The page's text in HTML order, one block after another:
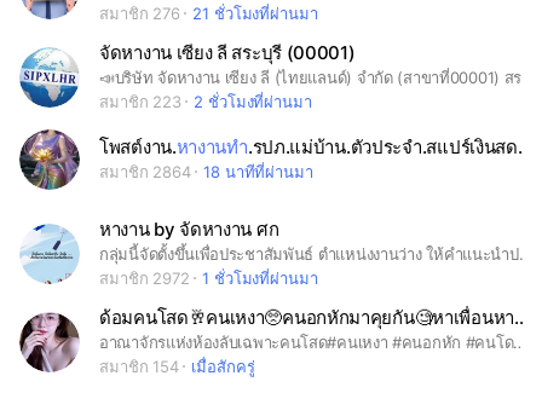
สมาชิก 276
21 ชั่วโมงที่ผ่านมา
จัดหางาน เซียง ลี สระบุรี (00001)
สมาชิก 223
2 ชั่วโมงที่ผ่านมา
โพสต์งาน.หางานทำ.รปภ.แม่บ้าน.ตัวประจำ.สแปร์เงินสด.ทั่วประเทศ
สมาชิก 2864 18 นาทีที่ผ่านมา
หางาน by จัดหางาน ศก
กลุ่มนี้จัดตั้งขึ้นเพื่อประชาสัมพันธ์ ตำแหน่งงานว่าง ให้คำแนะนำปรึกษาเรื่องการหางาน ให้แก่ผู้ว่างงาน ประชาชนทั่วไปที่ต้องการทำงาน มีรายได้
สมาชิก 2972
1 ชั่วโมงที่ผ่านมา
ด้อมคนโสด🥂คนเหงา🥺คนอกหักมาคุยกัน🧐หาเพื่อนหาแฟนหาคนคุย🧐
อาณาจักรแห่งห้องลับเฉพาะคนโสด#คนเหงา #คนอกหัก #คนโดนเท #คนโดนทิ้ง#หาแฟน#หาคนคุย#ฟังเพลงเพราะๆ#หามิตรภาพ#วัยทำงาน #คนเฮฮา #มาคุยกัน#คนโสด#คนเหงา#ฟอลมาฟอลกลับ#ติดตามมาติดตามกลับ#สมาคนโอเพ่นแชท # เป็นกำลังใจให้กัน ❤️เข้ามาคุยกัน #ฟังเพลงเพราะๆ
สมาชิก 154
เมื่อสักครู่